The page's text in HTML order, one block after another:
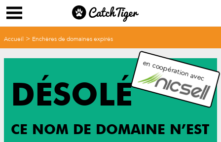
Accueil > Enchères de domaines expirés
DÉSOLÉ
CE NOM DE DOMAINE N’EST
en coopération avec